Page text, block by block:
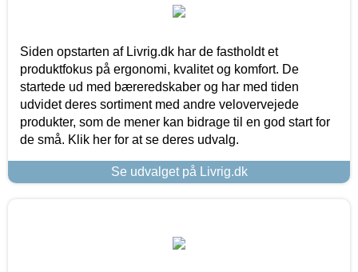
Siden opstarten af Livrig.dk har de fastholdt et
produktfokus på ergonomi, kvalitet og komfort. De
startede ud med bæreredskaber og har med tiden
udvidet deres sortiment med andre velovervejede
produkter, som de mener kan bidrage til en god start for
de små. Klik her for at se deres udvalg.
Se udvalget på Livrig.dk